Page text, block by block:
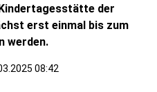
der
erst einmal bis zum
werden.
08:42